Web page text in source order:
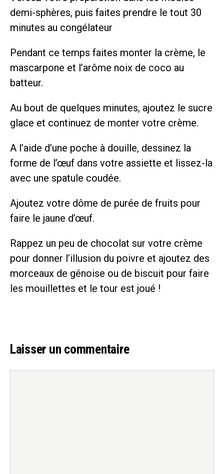
demi-sphères, puis faites prendre le tout 30
minutes au congélateur
Pendant ce temps faites monter la crème, le
mascarpone et l’arôme noix de coco au
batteur.
Au bout de quelques minutes, ajoutez le sucre
glace et continuez de monter votre crème.
A l’aide d’une poche à douille, dessinez la
forme de l’œuf dans votre assiette et lissez-la
avec une spatule coudée.
Ajoutez votre dôme de purée de fruits pour
faire le jaune d’œuf.
Rappez un peu de chocolat sur votre crème
pour donner l’illusion du poivre et ajoutez des
morceaux de génoise ou de biscuit pour faire
les mouillettes et le tour est joué !
Laisser un commentaire